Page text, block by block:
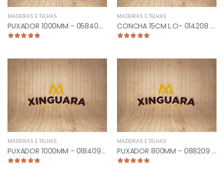
INSCREVA EM NOSSA
NEWSLETTER
Receba ofertas exclusivas de nosso produtos
diretamente em sua caixa de emails.
MADEIRAS E TELHAS
PUXADOR 1000MM - 058404 - PLANO RETO CROMADO
MADEIRAS E TELHAS
CONCHA 15CM L.O- 014208 - UNIAO 2/PARAF
MADEIRAS E TELHAS
PUXADOR 1000MM - 018409 - TUBULAR RETO ANTIQUE
MADEIRAS E TELHAS
PUXADOR 800MM - 088209 - TUB. CURVO FRONTAL ANTIQUE